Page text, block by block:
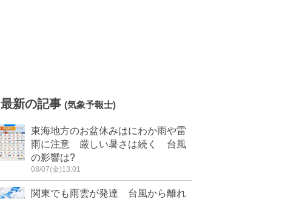
最新の記事 (気象予報士)
東海地方のお盆休みはにわか雨や雷
雨に注意 厳しい暑さは続く 台風
の影響は?
08/07(金)13:01
関東でも雨雲が発達 台風から離れ